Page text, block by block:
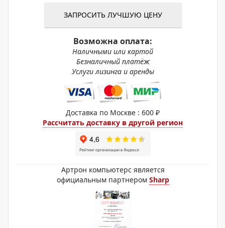
ЗАПРОСИТЬ ЛУЧШУЮ ЦЕНУ
Возможна оплата:
Наличными или картой
Безналичный платёж
Услуги лизинга и аренды
Доставка по Москве : 600 ₽
Рассчитать доставку в другой регион
Артрон компьютерс является
официальным партнером Sharp